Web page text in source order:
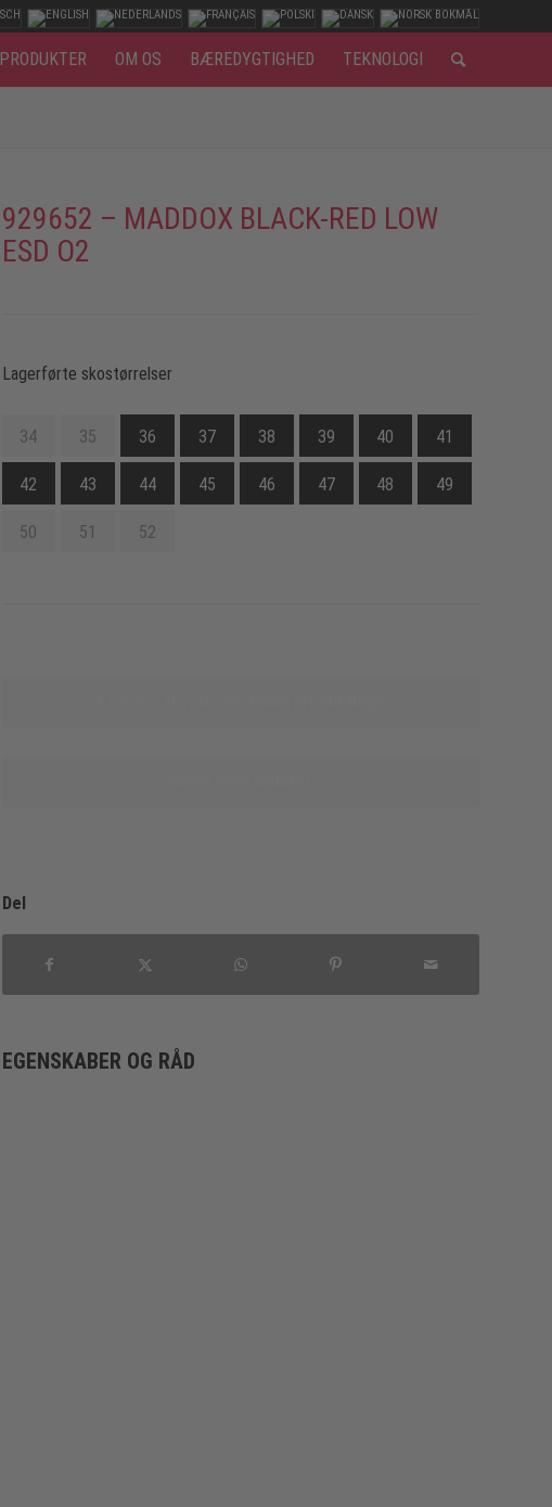
PRODUKTER OM OS BÆREDYGTIGHED TEKNOLOGI
929652 – MADDOX BLACK-RED LOW
ESD O2
Lagerførte skostørrelser
34 35 36 37 38 39 40 41
42 43 44 45 46 47 48 49
50 51 52
Del
EGENSKABER OG RÅD